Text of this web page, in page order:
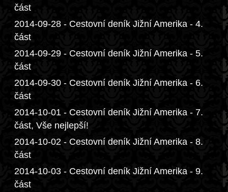
část
2014-09-28 - Cestovní deník Jižní Amerika - 4.
část
2014-09-29 - Cestovní deník Jižní Amerika - 5.
část
2014-09-30 - Cestovní deník Jižní Amerika - 6.
část
2014-10-01 - Cestovní deník Jižní Amerika - 7.
část, Vše nejlepší!
2014-10-02 - Cestovní deník Jižní Amerika - 8.
část
2014-10-03 - Cestovní deník Jižní Amerika - 9.
část